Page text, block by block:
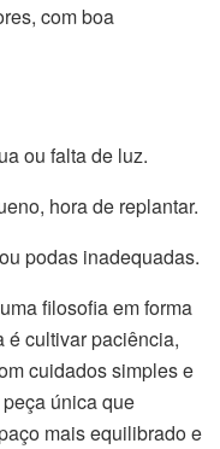
com boa
ou falta de luz.
hora de replantar.
podas inadequadas.
filosofia em forma
é cultivar paciência,
cuidados simples e
única que
mais equilibrado e